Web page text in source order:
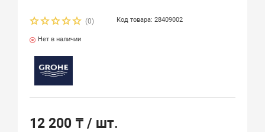
(0) Код товара: 28409002
Нет в наличии
12 200 ₸/ шт.